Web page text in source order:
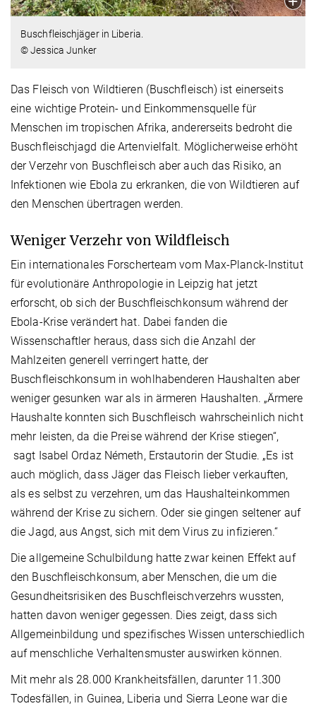
Buschfleischjäger in Liberia.
© Jessica Junker
Das Fleisch von Wildtieren (Buschfleisch) ist einerseits
eine wichtige Protein- und Einkommensquelle für
Menschen im tropischen Afrika, andererseits bedroht die
Buschfleischjagd die Artenvielfalt. Möglicherweise erhöht
der Verzehr von Buschfleisch aber auch das Risiko, an
Infektionen wie Ebola zu erkranken, die von Wildtieren auf
den Menschen übertragen werden.
Weniger Verzehr von Wildfleisch
Ein internationales Forscherteam vom Max-Planck-Institut
für evolutionäre Anthropologie in Leipzig hat jetzt
erforscht, ob sich der Buschfleischkonsum während der
Ebola-Krise verändert hat. Dabei fanden die
Wissenschaftler heraus, dass sich die Anzahl der
Mahlzeiten generell verringert hatte, der
Buschfleischkonsum in wohlhabenderen Haushalten aber
weniger gesunken war als in ärmeren Haushalten. „Ärmere
Haushalte konnten sich Buschfleisch wahrscheinlich nicht
mehr leisten, da die Preise während der Krise stiegen“,
sagt Isabel Ordaz Németh, Erstautorin der Studie. „Es ist
auch möglich, dass Jäger das Fleisch lieber verkauften,
als es selbst zu verzehren, um das Haushalteinkommen
während der Krise zu sichern. Oder sie gingen seltener auf
die Jagd, aus Angst, sich mit dem Virus zu infizieren.“
Die allgemeine Schulbildung hatte zwar keinen Effekt auf
den Buschfleischkonsum, aber Menschen, die um die
Gesundheitsrisiken des Buschfleischverzehrs wussten,
hatten davon weniger gegessen. Dies zeigt, dass sich
Allgemeinbildung und spezifisches Wissen unterschiedlich
auf menschliche Verhaltensmuster auswirken können.
Mit mehr als 28.000 Krankheitsfällen, darunter 11.300
Todesfällen, in Guinea, Liberia und Sierra Leone war die